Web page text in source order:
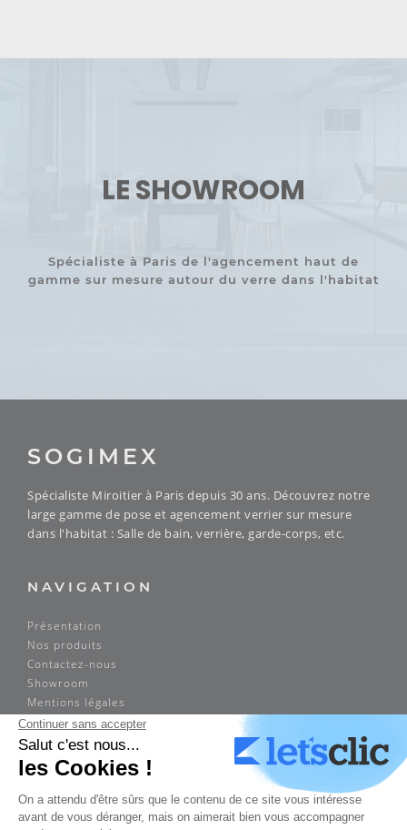
LE SHOWROOM
Spécialiste à Paris de l'agencement haut de
gamme sur mesure autour du verre dans l'habitat
SOGIMEX
Spécialiste Miroitier à Paris depuis 30 ans. Découvrez notre
large gamme de pose et agencement verrier sur mesure
dans l'habitat : Salle de bain, verrière, garde-corps, etc.
NAVIGATION
Présentation
Nos produits
Contactez-nous
Showroom
Mentions légales
ADRESSE
Sogimex
14 rue Louis Braille